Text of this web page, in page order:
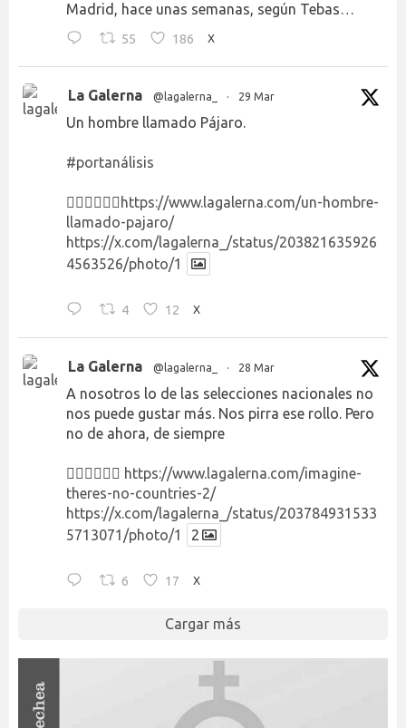
Madrid, hace unas semanas, según Tebas…
55 186 X
La Galerna @lagalerna_ · 29 Mar
Un hombre llamado Pájaro.
#portanálisis
👉🏻👉🏻👉🏻 https://www.lagalerna.com/un-hombre-
llamado-pajaro/
https://x.com/lagalerna_/status/203821635926
4563526/photo/1
4 12 X
La Galerna @lagalerna_ · 28 Mar
A nosotros lo de las selecciones nacionales no
nos puede gustar más. Nos pirra ese rollo. Pero
no de ahora, de siempre
👉🏻👉🏻👉🏻 https://www.lagalerna.com/imagine-
theres-no-countries-2/
https://x.com/lagalerna_/status/203784931533
5713071/photo/1
2
6 17 X
Cargar más